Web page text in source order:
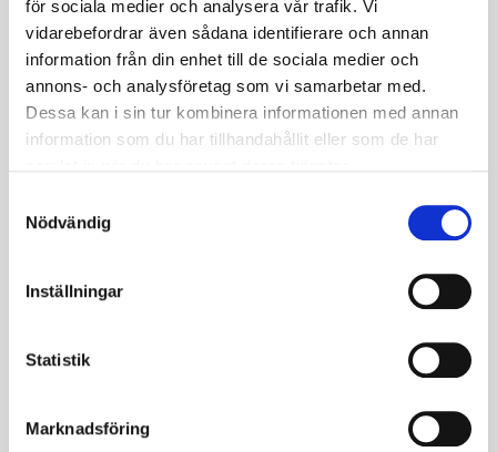
för sociala medier och analysera vår trafik. Vi
vidarebefordrar även sådana identifierare och annan
information från din enhet till de sociala medier och
annons- och analysföretag som vi samarbetar med.
Dessa kan i sin tur kombinera informationen med annan
information som du har tillhandahållit eller som de har
Nödvändig
Inställningar
Statistik
Marknadsföring
961702615
171.13
KÖP
171.13
KÖP